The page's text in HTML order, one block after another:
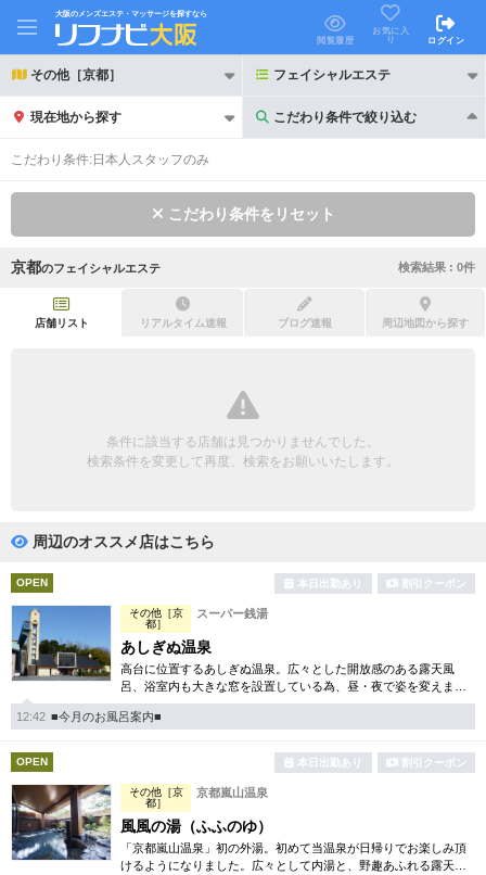
大阪のメンズエステ・マッサージを探すなら
閲覧履歴
お気に入
り
ログイン
その他［京都］ フェイシャルエステ
現在地から探す こだわり条件で絞り込む
こだわり条件で絞り込む
初回割引あり リピーター割引あり
団体様歓迎
ペアルームあり
フットバスあり 岩盤浴あり
専用駐車場あり
日本人スタッフのみ 女性スタッフのみ
スタッフ指名可 Ｗセラピスト
こだわり条件を変更
閉じる
こだわり条件: 日本人スタッフのみ
こだわり条件をリセット
京都のフェイシャルエステ 検索結果 : 0件
店舗リスト リアルタイム速報 ブログ速報 周辺地図から探す
条件に該当する店舗は見つかりませんでした。
検索条件を変更して再度、検索をお願いいたします。
周辺のオススメ店はこちら
OPEN 本日出勤あり 割引クーポン
その他［京
都］
スーパー銭湯
あしぎぬ温泉
高台に位置するあしぎぬ温泉。広々とした開放感のある露天風
呂、浴室内も大きな窓を設置している為、昼・夜で姿を変えま
す。日により男女で浴場は入れ替わり制なので2種類の浴場を楽し
んで頂く事が可能です。
12:42 ■今月のお風呂案内■
OPEN 本日出勤あり 割引クーポン
その他［京
都］
京都嵐山温泉
風風の湯（ふふのゆ）
「京都嵐山温泉」初の外湯。初めて当温泉が日帰りでお楽しみ頂
けるようになりました。広々として内湯と、野趣あふれる露天風